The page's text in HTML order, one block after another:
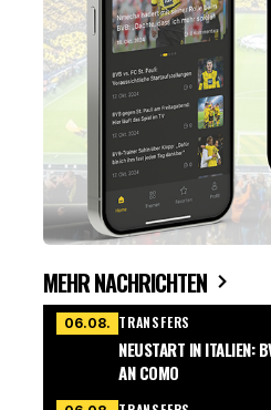
MEHR NACHRICHTEN
06.08. TRANSFERS
NEUSTART IN ITALIEN:
AN COMO